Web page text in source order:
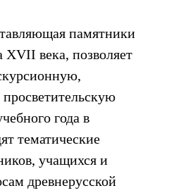
памятники
века, позволяет
года в
тематические
учащихся и
древнерусской